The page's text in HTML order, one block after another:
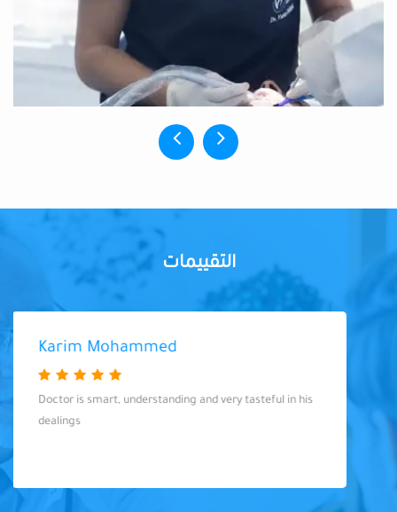
التقييمات
Karim Mohammed
Doctor is smart, understanding and very tasteful in his
dealings